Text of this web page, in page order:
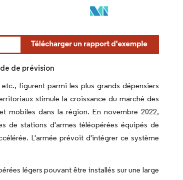
de prévision
figurent parmi les plus grands dépensiers
stimule la croissance du marché des
mobiles dans la région. En novembre 2022,
de stations d'armes téléopérées équipés de
L'armée prévoit d'intégrer ce système
légers pouvant être installés sur une large